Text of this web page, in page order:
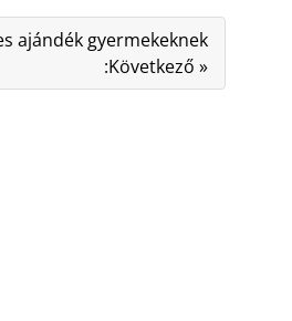
ajándék gyermekeknek
:Következő »